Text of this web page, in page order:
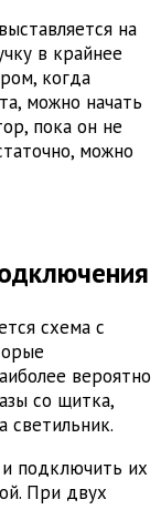
на
в крайнее
когда
можно начать
пока он не
можно
схема с
вероятно
со щитка,
светильник.
подключить их
При двух